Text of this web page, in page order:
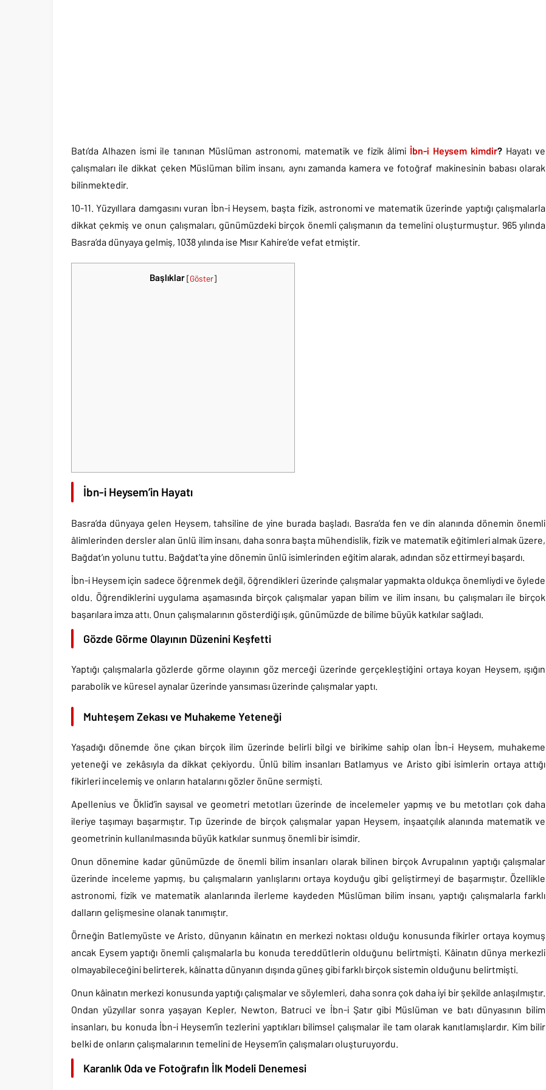
Batı’da Alhazen ismi ile tanınan Müslüman astronomi, matematik ve fizik âlimi İbn-i Heysem kimdir? Hayatı ve
çalışmaları ile dikkat çeken Müslüman bilim insanı, aynı zamanda kamera ve fotoğraf makinesinin babası olarak
bilinmektedir.
10-11. Yüzyıllara damgasını vuran İbn-i Heysem, başta fizik, astronomi ve matematik üzerinde yaptığı çalışmalarla
dikkat çekmiş ve onun çalışmaları, günümüzdeki birçok önemli çalışmanın da temelini oluşturmuştur. 965 yılında
Basra’da dünyaya gelmiş, 1038 yılında ise Mısır Kahire’de vefat etmiştir.
Başlıklar[Göster]
İbn-i Heysem’in Hayatı
Basra’da dünyaya gelen Heysem, tahsiline de yine burada başladı. Basra’da fen ve din alanında dönemin önemli
âlimlerinden dersler alan ünlü ilim insanı, daha sonra başta mühendislik, fizik ve matematik eğitimleri almak üzere,
Bağdat’ın yolunu tuttu. Bağdat’ta yine dönemin ünlü isimlerinden eğitim alarak, adından söz ettirmeyi başardı.
İbn-i Heysem için sadece öğrenmek değil, öğrendikleri üzerinde çalışmalar yapmakta oldukça önemliydi ve öylede
oldu. Öğrendiklerini uygulama aşamasında birçok çalışmalar yapan bilim ve ilim insanı, bu çalışmaları ile birçok
başarılara imza attı. Onun çalışmalarının gösterdiği ışık, günümüzde de bilime büyük katkılar sağladı.
Gözde Görme Olayının Düzenini Keşfetti
Yaptığı çalışmalarla gözlerde görme olayının göz merceği üzerinde gerçekleştiğini ortaya koyan Heysem, ışığın
parabolik ve küresel aynalar üzerinde yansıması üzerinde çalışmalar yaptı.
Muhteşem Zekası ve Muhakeme Yeteneği
Yaşadığı dönemde öne çıkan birçok ilim üzerinde belirli bilgi ve birikime sahip olan İbn-i Heysem, muhakeme
yeteneği ve zekâsıyla da dikkat çekiyordu. Ünlü bilim insanları Batlamyus ve Aristo gibi isimlerin ortaya attığı
fikirleri incelemiş ve onların hatalarını gözler önüne sermişti.
Apellenius ve Öklid’in sayısal ve geometri metotları üzerinde de incelemeler yapmış ve bu metotları çok daha
ileriye taşımayı başarmıştır. Tıp üzerinde de birçok çalışmalar yapan Heysem, inşaatçılık alanında matematik ve
geometrinin kullanılmasında büyük katkılar sunmuş önemli bir isimdir.
Onun dönemine kadar günümüzde de önemli bilim insanları olarak bilinen birçok Avrupalının yaptığı çalışmalar
üzerinde inceleme yapmış, bu çalışmaların yanlışlarını ortaya koyduğu gibi geliştirmeyi de başarmıştır. Özellikle
astronomi, fizik ve matematik alanlarında ilerleme kaydeden Müslüman bilim insanı, yaptığı çalışmalarla farklı
dalların gelişmesine olanak tanımıştır.
Örneğin Batlemyüste ve Aristo, dünyanın kâinatın en merkezi noktası olduğu konusunda fikirler ortaya koymuş
ancak Eysem yaptığı önemli çalışmalarla bu konuda tereddütlerin olduğunu belirtmişti. Kâinatın dünya merkezli
olmayabileceğini belirterek, kâinatta dünyanın dışında güneş gibi farklı birçok sistemin olduğunu belirtmişti.
Onun kâinatın merkezi konusunda yaptığı çalışmalar ve söylemleri, daha sonra çok daha iyi bir şekilde anlaşılmıştır.
Ondan yüzyıllar sonra yaşayan Kepler, Newton, Batruci ve İbn-i Şatır gibi Müslüman ve batı dünyasının bilim
insanları, bu konuda İbn-i Heysem’in tezlerini yaptıkları bilimsel çalışmalar ile tam olarak kanıtlamışlardır. Kim bilir
belki de onların çalışmalarının temelini de Heysem’in çalışmaları oluşturuyordu.
Karanlık Oda ve Fotoğrafın İlk Modeli Denemesi